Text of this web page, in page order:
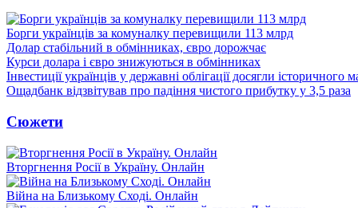
Борги українців за комуналку перевищили 113 млрд
Долар стабільний в обмінниках, євро дорожчає
Курси долара і євро знижуються в обмінниках
Інвестиції українців у державні облігації досягли історичного
Ощадбанк відзвітував про падіння чистого прибутку у 3,5 раза
Сюжети
Вторгнення Росії в Україну. Онлайн
Війна на Близькому Сході. Онлайн